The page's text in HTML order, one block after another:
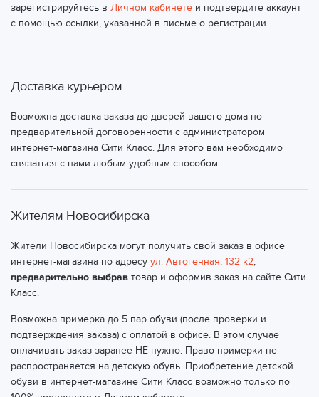
зарегистрируйтесь в Личном кабинете и подтвердите аккаунт
с помощью ссылки, указанной в письме о регистрации.
Доставка курьером
Возможна доставка заказа до дверей вашего дома по
предварительной договоренности с администратором
интернет-магазина Сити Класс. Для этого вам необходимо
связаться с нами любым удобным способом.
Жителям Новосибирска
Жители Новосибирска могут получить свой заказ в офисе
интернет-магазина по адресу ул. Автогенная, 132 к2,
предварительно выбрав товар и оформив заказ на сайте Сити
Класс.
Возможна примерка до 5 пар обуви (после проверки и
подтверждения заказа) с оплатой в офисе. В этом случае
оплачивать заказ заранее НЕ нужно. Право примерки не
распространяется на детскую обувь. Приобретение детской
обуви в интернет-магазине Сити Класс возможно только по